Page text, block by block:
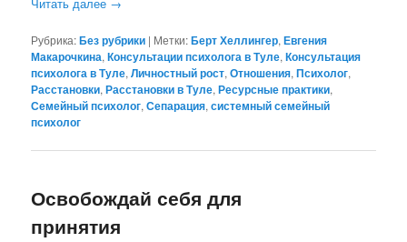
Рубрика:Без рубрики | Метки:Берт Хеллингер,Евгения
Макарочкина,Консультации психолога в Туле,Консультация
психолога в Туле,Личностный рост,Отношения,Психолог,
Расстановки,Расстановки в Туле,Ресурсные практики,
Семейный психолог,Сепарация,системный семейный
психолог
Освобождай себя для
принятия